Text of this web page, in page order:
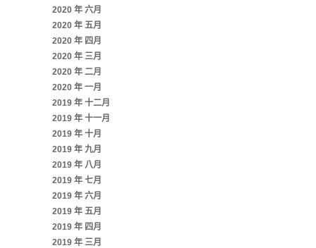
2020 年 六月
2020 年 五月
2020 年 四月
2020 年 三月
2020 年 二月
2020 年 一月
2019 年 十二月
2019 年 十一月
2019 年 十月
2019 年 九月
2019 年 八月
2019 年 七月
2019 年 六月
2019 年 五月
2019 年 四月
2019 年 三月